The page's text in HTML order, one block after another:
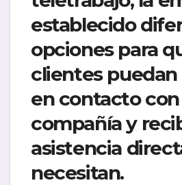
establecido
opciones para
clientes
en contacto con
compañía y
asistencia
necesitan.